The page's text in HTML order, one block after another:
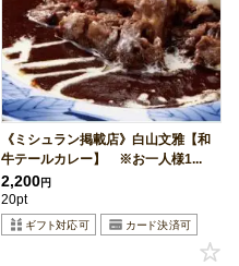
《ミシュラン掲載店》白山文雅【和
牛テールカレー】 ※お一人様1...
2,200円
20pt